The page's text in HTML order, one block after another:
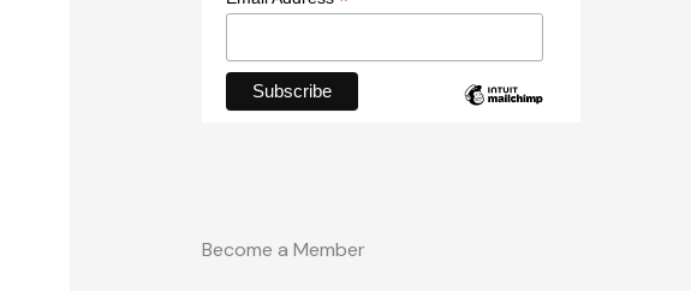
Become a Member